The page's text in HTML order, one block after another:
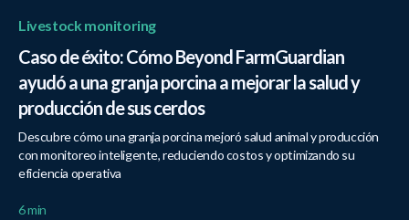
Livestock monitoring
Caso de éxito: Cómo Beyond FarmGuardian
ayudó a una granja porcina a mejorar la salud y
producción de sus cerdos
Descubre cómo una granja porcina mejoró salud animal y producción
con monitoreo inteligente, reduciendo costos y optimizando su
eficiencia operativa
6 min